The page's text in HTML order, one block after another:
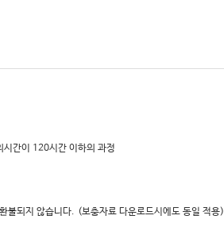
간이 120시간 이하의 과정
불되지 않습니다. (보충자료 다운로드시에도 동일 적용)